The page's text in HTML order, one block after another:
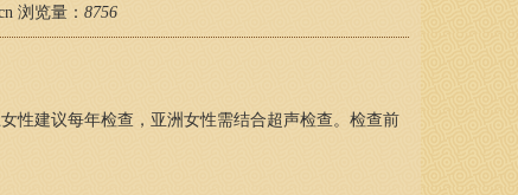
浏览量： 8756
性建议每年检查，亚洲女性需结合超声检查。检查前